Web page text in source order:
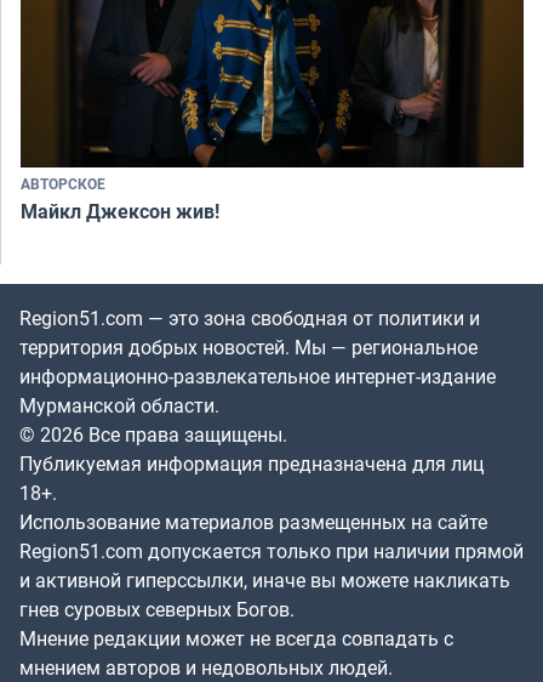
АВТОРСКОЕ
Майкл Джексон жив!
Region51.com — это зона свободная от политики и
территория добрых новостей. Мы — региональное
информационно-развлекательное интернет-издание
Мурманской области.
© 2026 Все права защищены.
Публикуемая информация предназначена для лиц
18+.
Использование материалов размещенных на сайте
Region51.com допускается только при наличии прямой
и активной гиперссылки, иначе вы можете накликать
гнев суровых северных Богов.
Мнение редакции может не всегда совпадать с
мнением авторов и недовольных людей.